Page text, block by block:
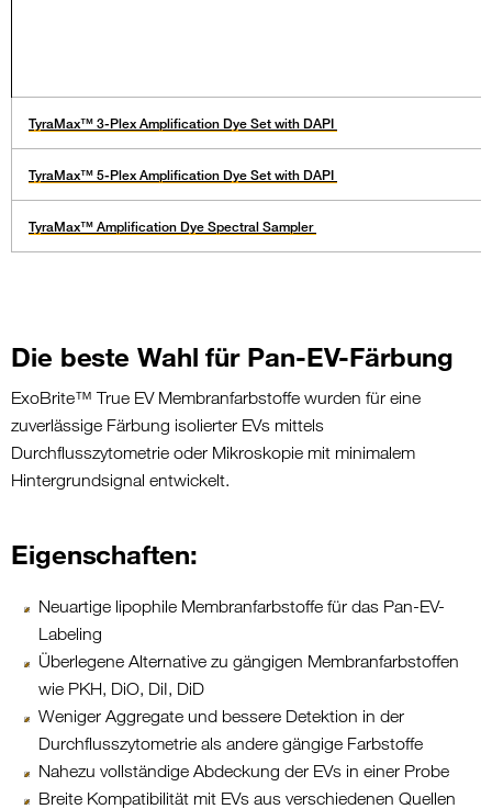
TyraMax™ 3-Plex Amplification Dye Set with DAPI
TyraMax™ 5-Plex Amplification Dye Set with DAPI
TyraMax™ Amplification Dye Spectral Sampler ​
Die beste Wahl für Pan-EV-Färbung
ExoBrite™ True EV Membranfarbstoffe wurden für eine
zuverlässige Färbung isolierter EVs mittels
Durchflusszytometrie oder Mikroskopie mit minimalem
Hintergrundsignal entwickelt.
Eigenschaften:
Neuartige lipophile Membranfarbstoffe für das Pan-EV-
Labeling
Überlegene Alternative zu gängigen Membranfarbstoffen
wie PKH, DiO, DiI, DiD
Weniger Aggregate und bessere Detektion in der
Durchflusszytometrie als andere gängige Farbstoffe
Nahezu vollständige Abdeckung der EVs in einer Probe
Breite Kompatibilität mit EVs aus verschiedenen Quellen